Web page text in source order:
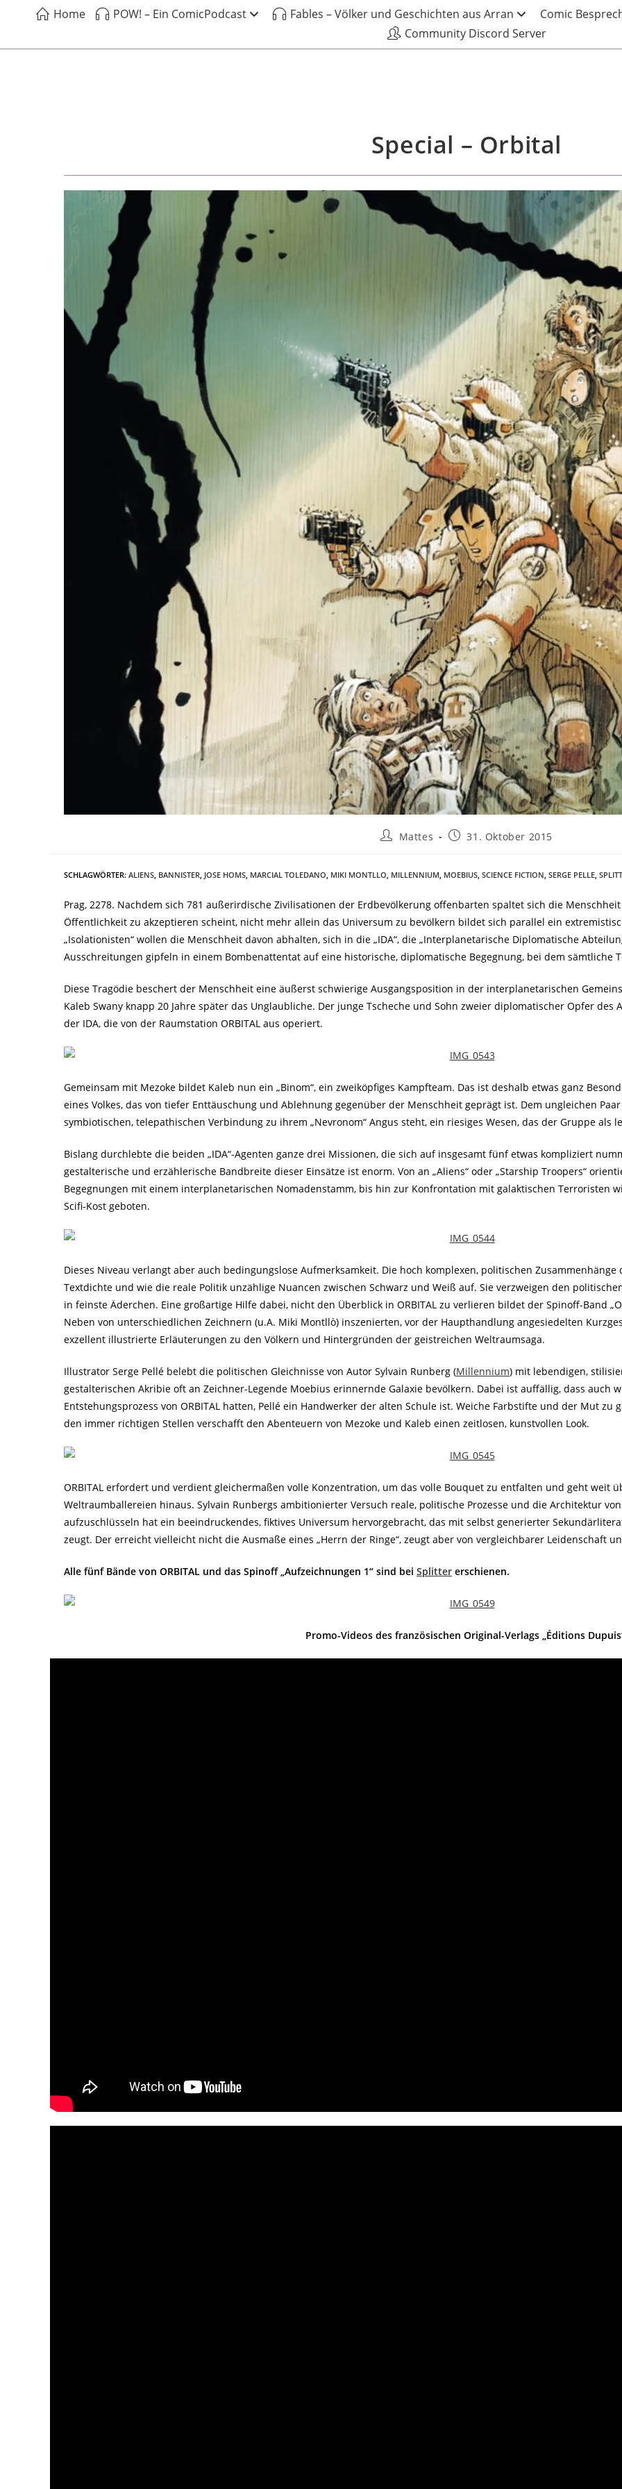
Home POW! – Ein ComicPodcast Fables – Völker und Geschichten aus Arran
Comic
Community Discord Server
Special – Orbital
Mattes 31. Oktober 2015
SCHLAGWÖRTER: ALIENS BANNISTER JOSE HOMS MARCIAL TOLEDANO MIKI MONTLLO MILLENNIUM MOEBIUS SCIENCE FICTION SERGE PELLE
Prag, 2278. Nachdem sich 781 außerirdische Zivilisationen der Erdbevölkerung offenbarten spaltet sich die
Öffentlichkeit zu akzeptieren scheint, nicht mehr allein das Universum zu bevölkern bildet sich parallel ein
„Isolationisten“ wollen die Menschheit davon abhalten, sich in die „IDA“, die „Interplanetarische Diplomatische
Ausschreitungen gipfeln in einem Bombenattentat auf eine historische, diplomatische Begegnung, bei dem sämtliche
Diese Tragödie beschert der Menschheit eine äußerst schwierige Ausgangsposition in der interplanetarischen
Kaleb Swany knapp 20 Jahre später das Unglaubliche. Der junge Tscheche und Sohn zweier diplomatischer Opfer
der IDA, die von der Raumstation ORBITAL aus operiert.
Gemeinsam mit Mezoke bildet Kaleb nun ein „Binom“, ein zweiköpfiges Kampfteam. Das ist deshalb etwas ganz
eines Volkes, das von tiefer Enttäuschung und Ablehnung gegenüber der Menschheit geprägt ist. Dem ungleichen
symbiotischen, telepathischen Verbindung zu ihrem „Nevronom“ Angus steht, ein riesiges Wesen, das der Gruppe als
Bislang durchlebte die beiden „IDA“-Agenten ganze drei Missionen, die sich auf insgesamt fünf etwas kompliziert
gestalterische und erzählerische Bandbreite dieser Einsätze ist enorm. Von an „Aliens“ oder „Starship Troopers“
Begegnungen mit einem interplanetarischen Nomadenstamm, bis hin zur Konfrontation mit galaktischen Terroristen
Scifi-Kost geboten.
Dieses Niveau verlangt aber auch bedingungslose Aufmerksamkeit. Die hoch komplexen, politischen
Textdichte und wie die reale Politik unzählige Nuancen zwischen Schwarz und Weiß auf. Sie verzweigen den
in feinste Äderchen. Eine großartige Hilfe dabei, nicht den Überblick in ORBITAL zu verlieren bildet der Spinoff-Band
Neben von unterschiedlichen Zeichnern (u.A. Miki Montllò) inszenierten, vor der Haupthandlung angesiedelten
exzellent illustrierte Erläuterungen zu den Völkern und Hintergründen der geistreichen Weltraumsaga.
Illustrator Serge Pellé belebt die politischen Gleichnisse von Autor Sylvain Runberg (Millennium) mit lebendigen,
gestalterischen Akribie oft an Zeichner-Legende Moebius erinnernde Galaxie bevölkern. Dabei ist auffällig, dass auch
Entstehungsprozess von ORBITAL hatten, Pellé ein Handwerker der alten Schule ist. Weiche Farbstifte und der Mut
den immer richtigen Stellen verschafft den Abenteuern von Mezoke und Kaleb einen zeitlosen, kunstvollen Look.
ORBITAL erfordert und verdient gleichermaßen volle Konzentration, um das volle Bouquet zu entfalten und geht weit
Weltraumballereien hinaus. Sylvain Runbergs ambitionierter Versuch reale, politische Prozesse und die Architektur
aufzuschlüsseln hat ein beeindruckendes, fiktives Universum hervorgebracht, das mit selbst generierter
zeugt. Der erreicht vielleicht nicht die Ausmaße eines „Herrn der Ringe“, zeugt aber von vergleichbarer Leidenschaft
Alle fünf Bände von ORBITAL und das Spinoff „Aufzeichnungen 1“ sind bei Splitter erschienen.
Promo-Videos des französischen Original-Verlags „Éditions